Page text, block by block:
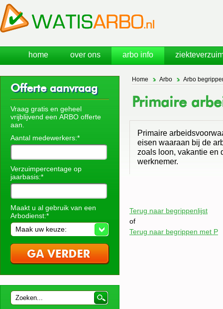
Home Arbo Arbo
Primaire
Primaire
eisen waaraan bij de
zoals loon, vakantie en
werknemer.
Terug naar begrippenlijst
of
Terug naar begrippen met P
Offerte aanvraag
Vraag gratis en geheel
vrijblijvend een ARBO offerte
aan.
Aantal medewerkers:*
Verzuimpercentage op
jaarbasis:*
Maakt u al gebruik van een
Arbodienst:*
Maak uw keuze:
home over ons arbo info